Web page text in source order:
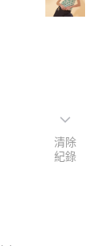
清除
紀錄